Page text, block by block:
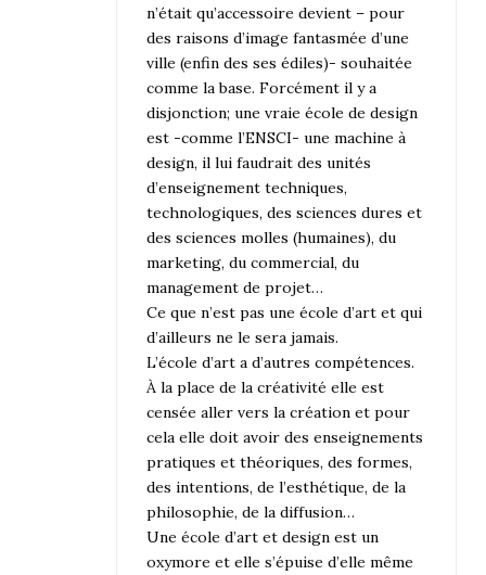
n’était qu’accessoire devient – pour
des raisons d’image fantasmée d’une
ville (enfin des ses édiles)- souhaitée
comme la base. Forcément il y a
disjonction; une vraie école de design
est -comme l’ENSCI- une machine à
design, il lui faudrait des unités
d’enseignement techniques,
technologiques, des sciences dures et
des sciences molles (humaines), du
marketing, du commercial, du
management de projet…
Ce que n’est pas une école d’art et qui
d’ailleurs ne le sera jamais.
L’école d’art a d’autres compétences.
À la place de la créativité elle est
censée aller vers la création et pour
cela elle doit avoir des enseignements
pratiques et théoriques, des formes,
des intentions, de l’esthétique, de la
philosophie, de la diffusion…
Une école d’art et design est un
oxymore et elle s’épuise d’elle même